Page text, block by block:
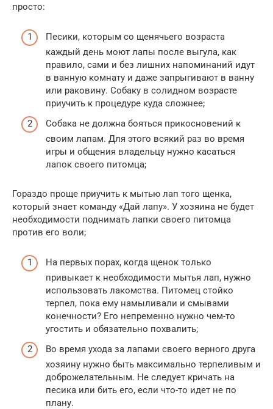
просто:
Песики, которым со щенячьего возраста
каждый день моют лапы после выгула, как
правило, сами и без лишних напоминаний идут
в ванную комнату и даже запрыгивают в ванну
или раковину. Собаку в солидном возрасте
приучить к процедуре куда сложнее;
Собака не должна бояться прикосновений к
своим лапам. Для этого всякий раз во время
игры и общения владельцу нужно касаться
лапок своего питомца;
Гораздо проще приучить к мытью лап того щенка,
который знает команду «Дай лапу». У хозяина не будет
необходимости поднимать лапки своего питомца
против его воли;
На первых порах, когда щенок только
привыкает к необходимости мытья лап, нужно
использовать лакомства. Питомец стойко
терпел, пока ему намыливали и смывами
конечности? Его непременно нужно чем-то
угостить и обязательно похвалить;
Во время ухода за лапами своего верного друга
хозяину нужно быть максимально терпеливым и
доброжелательным. Не следует кричать на
песика или бить его, если что-то идет не по
плану.